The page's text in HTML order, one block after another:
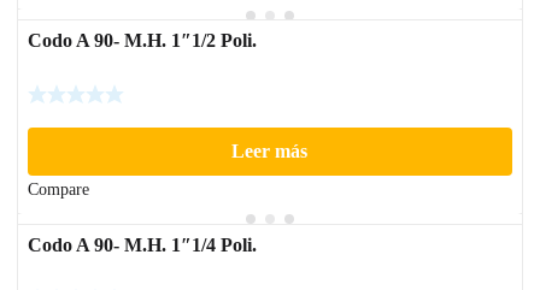
Codo A 90- M.H. 1″1/2 Poli.
Leer más
Compare
Codo A 90- M.H. 1″1/4 Poli.